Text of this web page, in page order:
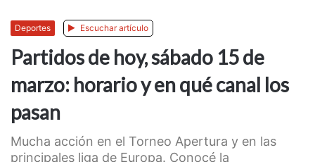
Deportes Escuchar artículo
Partidos de hoy, sábado 15 de
marzo: horario y en qué canal los
pasan
Mucha acción en el Torneo Apertura y en las
principales liga de Europa. Conocé la